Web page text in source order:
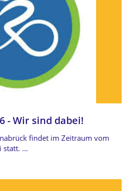
- Wir sind dabei!
findet im Zeitraum vom
statt. ...